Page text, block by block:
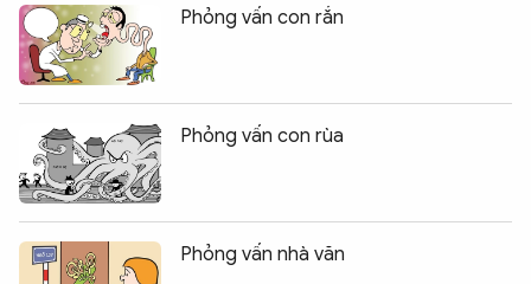
Phỏng vấn con rắn
Phỏng vấn con rùa
Phỏng vấn nhà văn